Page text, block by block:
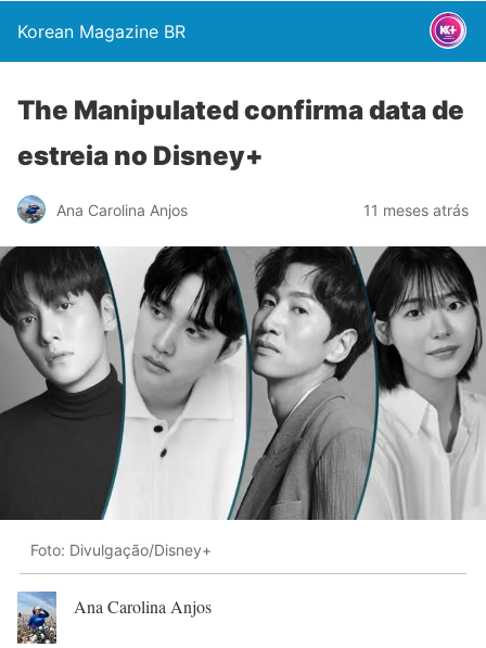
Korean Magazine BR
The Manipulated confirma data de
estreia no Disney+
Ana Carolina Anjos 11 meses atrás
Foto: Divulgação/Disney+
Ana Carolina Anjos